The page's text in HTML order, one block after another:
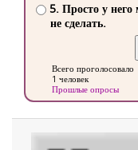
5. Просто у него
не сделать.
Всего проголосовало
1 человек
Прошлые опросы